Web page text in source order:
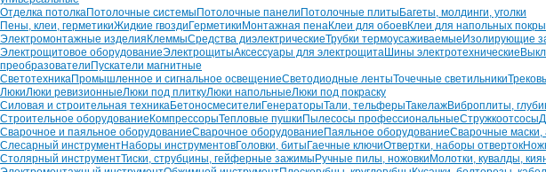
Отделка потолкаПотолочные системы Потолочные панели Потолочные плиты Багеты, молдинги, уголки
Пены, клеи, герметикиЖидкие гвозди Герметики Монтажная пенаКлеи для обоевКлеи для напольных
Электромонтажные изделия КлеммыСредства диэлектрическиеТрубки термоусаживаемые Изолирующие
Электрощитовое оборудованиеЭлектрощитыАксессуары для электрощитаШины электротехнические
преобразователи Пускатели магнитные
СветотехникаПромышленное и сигнальное освещениеСветодиодные лентыТочечные светильники
ЛюкиЛюки ревизионныеЛюки под плиткуЛюки напольныеЛюки под покраску
Силовая и строительная техникаБетоносмесители ГенераторыТали, тельферыТакелажВиброплиты,
Строительное оборудование КомпрессорыТепловые пушки Пылесосы профессиональныеСтружкоотсосы
Сварочное и паяльное оборудованиеСварочное оборудование Паяльное оборудованиеСварочные маски,
Слесарный инструментНаборы инструментовГоловки, биты Гаечные ключиОтвертки, наборы отверток
Столярный инструментТиски, струбцины, гейферные зажимы Ручные пилы, ножовки Молотки, кувалды,